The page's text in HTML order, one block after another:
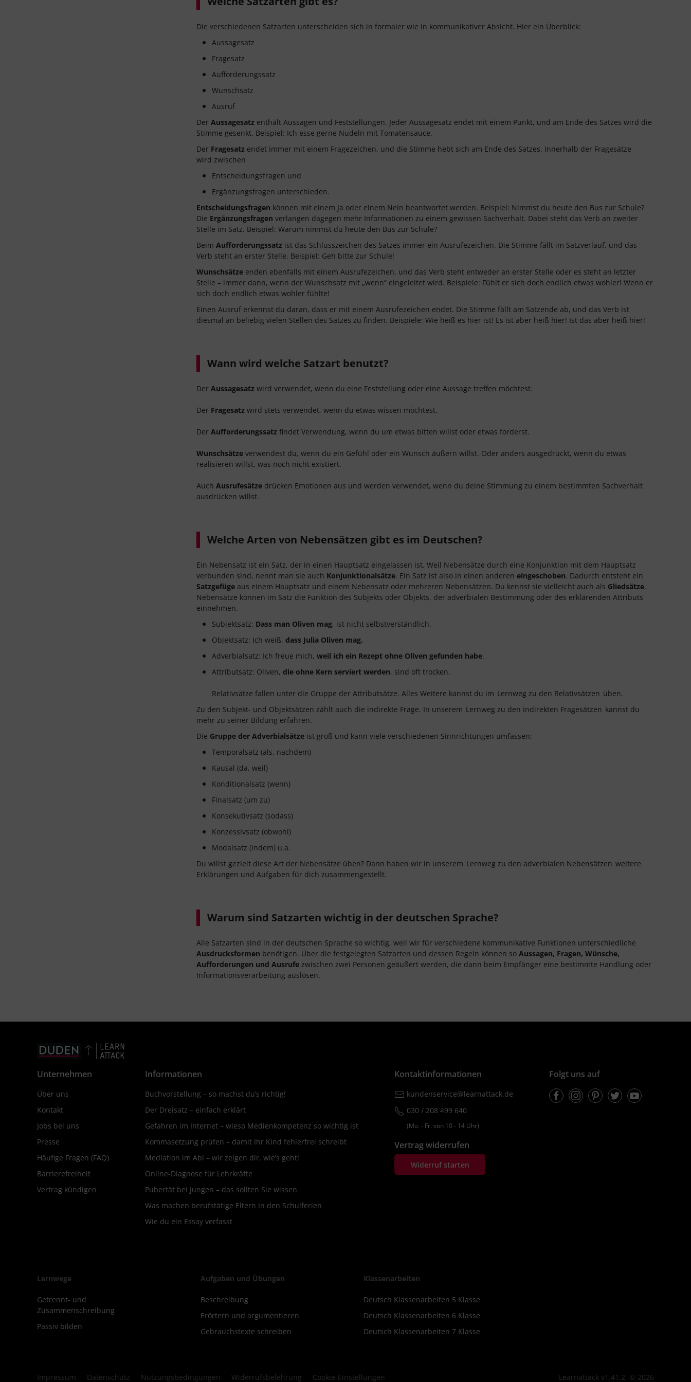
Die verschiedenen Satzarten unterscheiden sich in formaler wie in kommunikativer Absicht. Hier ein Überblick:
Aussagesatz
Fragesatz
Aufforderungssatz
Wunschsatz
Ausruf
Der Aussagesatz enthält Aussagen und Feststellungen. Jeder Aussagesatz endet mit einem Punkt, und am Ende des Satzes wird die
Stimme gesenkt. Beispiel: Ich esse gerne Nudeln mit Tomatensauce.
Der Fragesatz endet immer mit einem Fragezeichen, und die Stimme hebt sich am Ende des Satzes. Innerhalb der Fragesätze
wird zwischen
Entscheidungsfragen und
Ergänzungsfragen unterschieden.
Entscheidungsfragen können mit einem Ja oder einem Nein beantwortet werden. Beispiel: Nimmst du heute den Bus zur Schule?
Die Ergänzungsfragen verlangen dagegen mehr Informationen zu einem gewissen Sachverhalt. Dabei steht das Verb an zweiter
Stelle im Satz. Beispiel: Warum nimmst du heute den Bus zur Schule?
Beim Aufforderungssatz ist das Schlusszeichen des Satzes immer ein Ausrufezeichen. Die Stimme fällt im Satzverlauf, und das
Verb steht an erster Stelle. Beispiel: Geh bitte zur Schule!
Wunschsätze enden ebenfalls mit einem Ausrufezeichen, und das Verb steht entweder an erster Stelle oder es steht an letzter
Stelle – immer dann, wenn der Wunschsatz mit „wenn“ eingeleitet wird. Beispiele: Fühlt er sich doch endlich etwas wohler! Wenn er
sich doch endlich etwas wohler fühlte!
Einen Ausruf erkennst du daran, dass er mit einem Ausrufezeichen endet. Die Stimme fällt am Satzende ab, und das Verb ist
diesmal an beliebig vielen Stellen des Satzes zu finden. Beispiele: Wie heiß es hier ist! Es ist aber heiß hier! Ist das aber heiß hier!
Wann wird welche Satzart benutzt?
Der Aussagesatz wird verwendet, wenn du eine Feststellung oder eine Aussage treffen möchtest.
Der Fragesatz wird stets verwendet, wenn du etwas wissen möchtest.
Der Aufforderungssatz findet Verwendung, wenn du um etwas bitten willst oder etwas forderst.
Wunschsätze verwendest du, wenn du ein Gefühl oder ein Wunsch äußern willst. Oder anders ausgedrückt, wenn du etwas
realisieren willst, was noch nicht existiert.
Auch Ausrufesätze drücken Emotionen aus und werden verwendet, wenn du deine Stimmung zu einem bestimmten Sachverhalt
ausdrücken willst.
Welche Arten von Nebensätzen gibt es im Deutschen?
Ein Nebensatz ist ein Satz, der in einen Hauptsatz eingelassen ist. Weil Nebensätze durch eine Konjunktion mit dem Hauptsatz
verbunden sind, nennt man sie auch Konjunktionalsätze. Ein Satz ist also in einen anderen eingeschoben. Dadurch entsteht ein
Satzgefüge aus einem Hauptsatz und einem Nebensatz oder mehreren Nebensätzen. Du kennst sie vielleicht auch als Gliedsätze.
Nebensätze können im Satz die Funktion des Subjekts oder Objekts, der adverbialen Bestimmung oder des erklärenden Attributs
einnehmen.
Subjektsatz: Dass man Oliven mag, ist nicht selbstverständlich.
Objektsatz: Ich weiß, dass Julia Oliven mag.
Adverbialsatz: Ich freue mich, weil ich ein Rezept ohne Oliven gefunden habe.
Attributsatz: Oliven, die ohne Kern serviert werden, sind oft trocken.
Relativsätze fallen unter die Gruppe der Attributsätze. Alles Weitere kannst du im Lernweg zu den Relativsätzen üben.
Zu den Subjekt- und Objektsätzen zählt auch die indirekte Frage. In unserem Lernweg zu den indirekten Fragesätzen kannst du
mehr zu seiner Bildung erfahren.
Die Gruppe der Adverbialsätze ist groß und kann viele verschiedenen Sinnrichtungen umfassen:
Temporalsatz (als, nachdem)
Kausal (da, weil)
Konditionalsatz (wenn)
Finalsatz (um zu)
Konsekutivsatz (sodass)
Konzessivsatz (obwohl)
Modalsatz (indem) u.a.
Du willst gezielt diese Art der Nebensätze üben? Dann haben wir in unserem Lernweg zu den adverbialen Nebensätzen weitere
Erklärungen und Aufgaben für dich zusammengestellt.
Warum sind Satzarten wichtig in der deutschen Sprache?
Alle Satzarten sind in der deutschen Sprache so wichtig, weil wir für verschiedene kommunikative Funktionen unterschiedliche
Ausdrucksformen benötigen. Über die festgelegten Satzarten und dessen Regeln können so Aussagen, Fragen, Wünsche,
Aufforderungen und Ausrufe zwischen zwei Personen geäußert werden, die dann beim Empfänger eine bestimmte Handlung oder
Informationsverarbeitung auslösen.
Unternehmen
Über uns
Kontakt
Jobs bei uns
Presse
Häufige Fragen (FAQ)
Barrierefreiheit
Vertrag kündigen
Informationen
Buchvorstellung – so machst du’s richtig!
Der Dreisatz – einfach erklärt
Gefahren im Internet – wieso Medienkompetenz so wichtig ist
Kommasetzung prüfen – damit Ihr Kind fehlerfrei schreibt
Mediation im Abi – wir zeigen dir, wie’s geht!
Online-Diagnose für Lehrkräfte
Pubertät bei Jungen – das sollten Sie wissen
Was machen berufstätige Eltern in den Schulferien
Wie du ein Essay verfasst
Kontaktinformationen
kundenservice@learnattack.de
030 / 208 499 640
(Mo. ‐ Fr. von 10 ‐ 14 Uhr)
Vertrag widerrufen
Widerruf starten
Folgt uns auf
FacebookInstagramPinterestTwitterYoutube
Lernwege
Getrennt- und
Zusammenschreibung
Passiv bilden
Aufgaben und Übungen
Beschreibung
Erörtern und argumentieren
Gebrauchstexte schreiben
Klassenarbeiten
Deutsch Klassenarbeiten 5 Klasse
Deutsch Klassenarbeiten 6 Klasse
Deutsch Klassenarbeiten 7 Klasse
Impressum Datenschutz Nutzungsbedingungen Widerrufsbelehrung Cookie-Einstellungen Learnattack v1.41.2, © 2026